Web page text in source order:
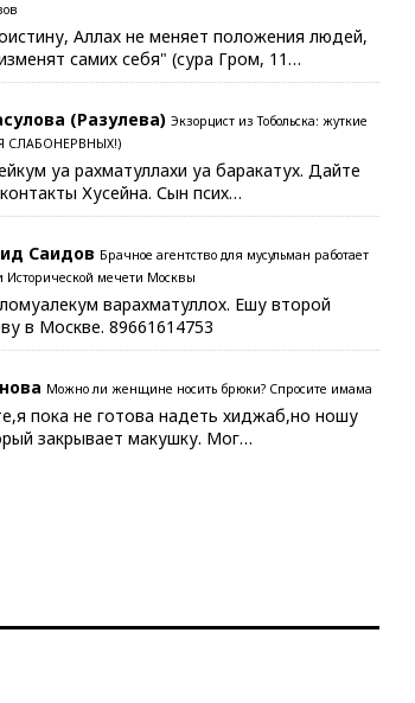
Аллах не меняет положения людей,
самих себя" (сура Гром, 11…
(Разулева) Экзорцист из Тобольска: жуткие
СЛАБОНЕРВНЫХ!)
уа рахматуллахи уа баракатух. Дайте
Хусейна. Сын псих…
Саидов Брачное агентство для мусульман работает
Исторической мечети Москвы
варахматуллох. Ешу второй
в Москве. 89661614753
Можно ли женщине носить брюки? Спросите имама
пока не готова надеть хиджаб,но ношу
закрывает макушку. Мог…